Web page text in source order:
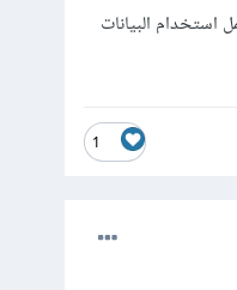
استخدام البيانات
1